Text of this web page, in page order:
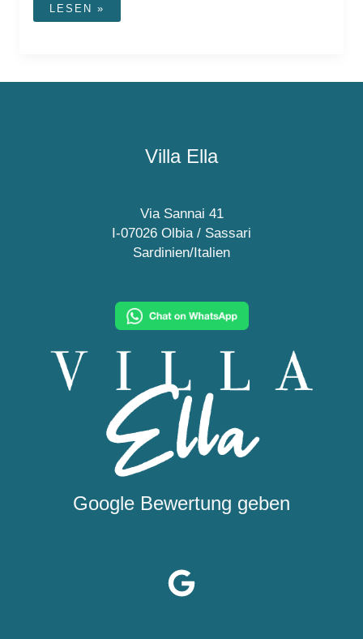
NURAGHE
LESEN »
Villa Ella
Via Sannai 41
I-07026 Olbia / Sassari
Sardinien/Italien
Google Bewertung geben